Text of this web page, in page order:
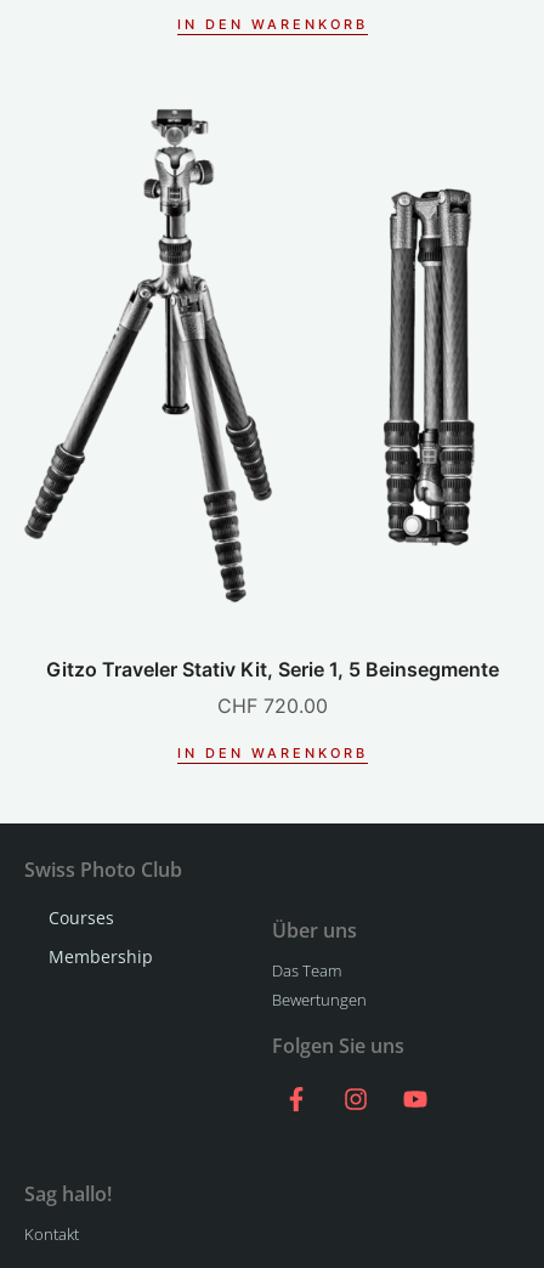
IN DEN WARENKORB
Gitzo Traveler Stativ Kit, Serie 1, 5 Beinsegmente
CHF720.00
IN DEN WARENKORB
Swiss Photo Club
Courses
Membership
Über uns
Das Team
Bewertungen
Folgen Sie uns
Sag hallo!
Kontakt